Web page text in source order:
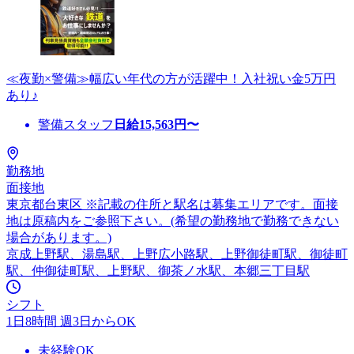
≪夜勤×警備≫幅広い年代の方が活躍中！入社祝い金5万円
あり♪
警備スタッフ 日給15,563円〜
勤務地
面接地
東京都台東区 ※記載の住所と駅名は募集エリアです。面接
地は原稿内をご参照下さい。(希望の勤務地で勤務できない
場合があります。)
京成上野駅、湯島駅、上野広小路駅、上野御徒町駅、御徒町
駅、仲御徒町駅、上野駅、御茶ノ水駅、本郷三丁目駅
シフト
1日8時間 週3日からOK
未経験OK